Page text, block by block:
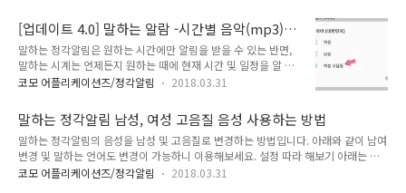
id=com.comostudio.hourlyremind..
형- 사용하는 시간을 변경 할 수 있는 창을 띄웁니다. 3. 노란 점
선 사각형- 시간별로 다른 문장 / 음악을 설정 할 수 있는 창을 띄
웁니다. 4. 녹색 점선 사각형- 정각 분(0 ~ 59분)을 바꿀 수 있는
창을 띄웁니다. 5. 보라색 점선 사각형- 간격(1 ~ 50분)을 설정
할수 있는 창을 띄웁니다. 아래는 코모의 새로운 앱이에요
서 무료 다운로드https://play.go..
[업데이트 4.0] 말하는 알람 -시간별 음악(mp3),
음악 끝까지 듣기, 독립 알람기능(반복, 특정일,
매년, 공휴일, 대체공휴일), 계산으로 알람 해제등
다양한 기능 추가
말하는 정각알림은 원하는 시간에만 알림을 받을 수 있는 반면,
말하는 시계는 언제든지 원하는 때에 현재 시간 및 일정을 알 수
있습니다. 단말기 위를 손바닥으로 스치거나,뒤집거나, 전원키를
립니다. 요일별로 다른 시간! 요일별 시간별로 다른 문구! 깜박깜
박하는 일정, 계속 듣고 싶은 문구, 암기 하고 싶은 문장/단어/성
경/불경, 시계를 보지 않고 시간을 알고 싶을 때, 자전거, 운전중,
수면중, 운동중... 기존 말하는 알람과 함께 사용하시면 효과가
두배가 됩니다!! 구글플레이에서 무료 다운 받기 . [English
코모 어플리케이션즈/정각알림 2018.03.31
말하는 정각알림 남성, 여성 고음질 음성 사용하는 방법
말하는 정각알림의 음성을 남성 및 고음질로 변경하는 방법입니다. 아래와 같이 남여
변경 및 말하는 언어도 변경이 가능하니 이용해보세요. 설정 따라 해보기 아래는 삼
성 단말기 기준입니다. (단말기 및 제조사 마다 설정의 이름이 다를 수 있으며, 적용
코모 어플리케이션즈/정각알림 2018.03.31